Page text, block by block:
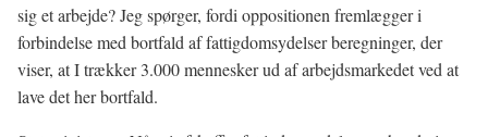
sig et arbejde? Jeg spørger, fordi oppositionen fremlægger i
forbindelse med bortfald af fattigdomsydelser beregninger, der
viser, at I trækker 3.000 mennesker ud af arbejdsmarkedet ved at
lave det her bortfald.